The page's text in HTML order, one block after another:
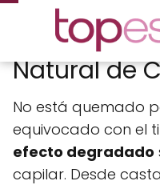
Natural de
No está quemado
equivocado con el
efecto degradado
capilar. Desde